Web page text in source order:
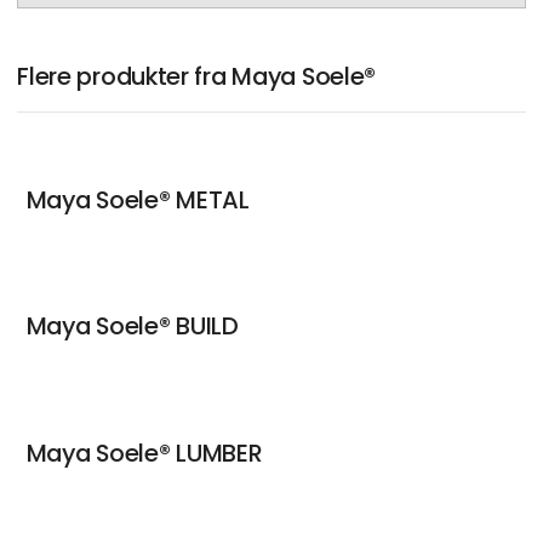
Flere produkter fra Maya Soele®
Maya Soele® METAL
Maya Soele® BUILD
Maya Soele® LUMBER